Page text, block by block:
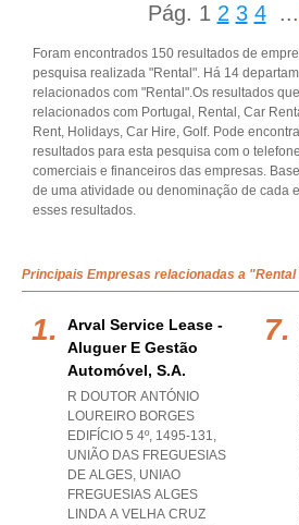
Pág. 1 2 3 4 ...
Foram encontrados 150 resultados de
pesquisa realizada "Rental". Há 14
relacionados com "Rental".Os resultados
relacionados com Portugal, Rental, Car
Rent, Holidays, Car Hire, Golf. Pode
resultados para esta pesquisa com o
comerciais e financeiros das empresas.
de uma atividade ou denominação de cada
esses resultados.
Principais Empresas relacionadas a
Arval Service Lease -
Aluguer E Gestão
Automóvel, S.a.
R DOUTOR ANTÓNIO
LOUREIRO BORGES
EDIFÍCIO 5 4º, 1495-131,
UNIÃO DAS FREGUESIAS
DE ALGES, UNIAO
FREGUESIAS ALGES
LINDA A VELHA CRUZ